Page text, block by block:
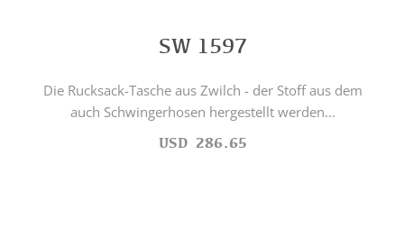
SW 1597
Die Rucksack-Tasche aus Zwilch - der Stoff aus dem
auch Schwingerhosen hergestellt werden...
USD 286.65